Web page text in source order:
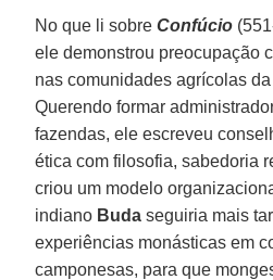
No que li sobreConfúcio
ele demonstrou preocupação
nas comunidades agrícolas
Querendo formar
fazendas, ele escreveu
ética com filosofia, sabedoria
criou um modelo
indiano Buda seguiria mais
experiências monásticas em
camponesas, para que